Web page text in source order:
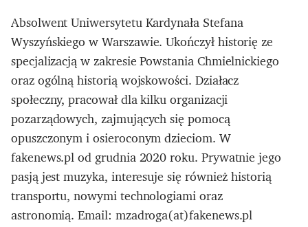
Absolwent Uniwersytetu Kardynała Stefana
Wyszyńskiego w Warszawie. Ukończył historię ze
specjalizacją w zakresie Powstania Chmielnickiego
oraz ogólną historią wojskowości. Działacz
społeczny, pracował dla kilku organizacji
pozarządowych, zajmujących się pomocą
opuszczonym i osieroconym dzieciom. W
fakenews.pl od grudnia 2020 roku. Prywatnie jego
pasją jest muzyka, interesuje się również historią
transportu, nowymi technologiami oraz
astronomią. Email: mzadroga(at)fakenews.pl